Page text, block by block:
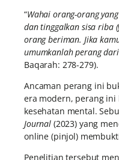
“Wahai orang-orang
dan tinggalkan sisa riba
orang beriman. Jika
umumkanlah perang
Baqarah: 278-279).
Ancaman perang ini
era modern, perang
kesehatan mental.
Journal (2023) yang
online (pinjol)
Penelitian tersebut